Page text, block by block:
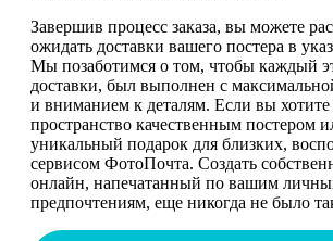
Завершив процесс заказа, вы можете
ожидать доставки вашего постера в
Мы позаботимся о том, чтобы каждый
доставки, был выполнен с
и вниманием к деталям. Если вы хотите
пространство качественным постером
уникальный подарок для близких,
сервисом ФотоПочта. Создать
онлайн, напечатанный по вашим
предпочтениям, еще никогда не было